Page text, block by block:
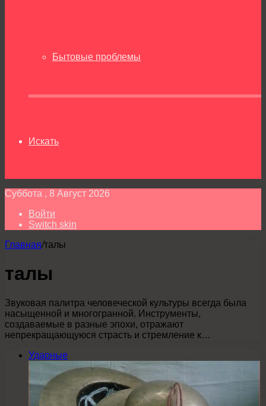
Бытовые проблемы
Искать
Суббота , 8 Август 2026
Войти
Switch skin
Главная/талы
талы
Звуковая палитра человеческой культуры всегда была
насыщенной и многогранной. Инструменты,
создаваемые в разные эпохи, отражают
непрекращающуюся страсть и стремление к…
Ударные